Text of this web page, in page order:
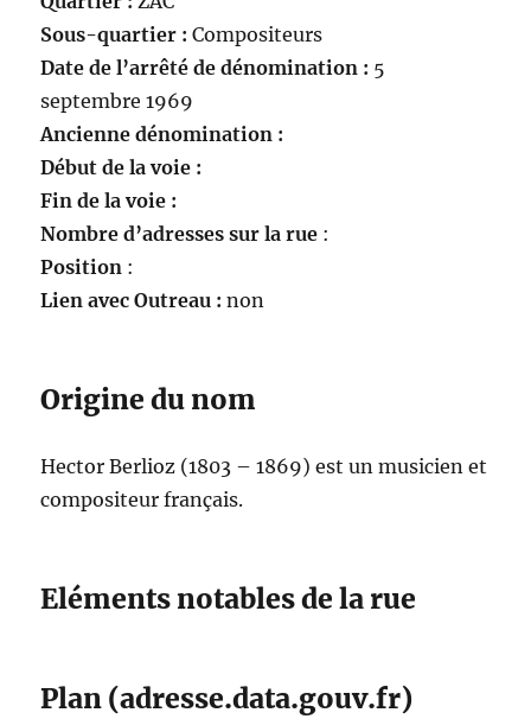
Sous-quartier : Compositeurs
Date de l’arrêté de dénomination : 5
septembre 1969
Ancienne dénomination :
Début de la voie :
Fin de la voie :
Nombre d’adresses sur la rue :
Position :
Lien avec Outreau : non
Origine du nom
Hector Berlioz (1803 – 1869) est un musicien et
compositeur français.
Eléments notables de la rue
Plan (adresse.data.gouv.fr)